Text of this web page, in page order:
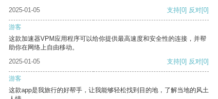
2025-01-05 支持[0] 反对[0]
游客
这款加速器VPM应用程序可以给你提供最高速度和安全性的连接，并帮
助你在网络上自由移动。
2025-01-05
支持[0] 反对[0]
游客
这款app是我旅行的好帮手，让我能够轻松找到目的地，了解当地的风土